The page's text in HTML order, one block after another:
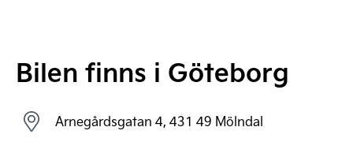
Bilen finns i Göteborg
Arnegårdsgatan 4, 431 49 Mölndal